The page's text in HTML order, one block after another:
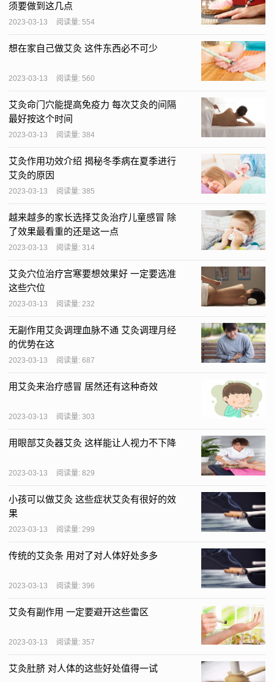
须要做到这几点
2023-03-13 阅读量: 554
想在家自己做艾灸 这件东西必不可少
2023-03-13 阅读量: 560
艾灸命门穴能提高免疫力 每次艾灸的间隔
最好按这个时间
2023-03-13 阅读量: 384
艾灸作用功效介绍 揭秘冬季病在夏季进行
艾灸的原因
2023-03-13 阅读量: 385
越来越多的家长选择艾灸治疗儿童感冒 除
了效果最看重的还是这一点
2023-03-13 阅读量: 314
艾灸穴位治疗宫寒要想效果好 一定要选准
这些穴位
2023-03-13 阅读量: 232
无副作用艾灸调理血脉不通 艾灸调理月经
的优势在这
2023-03-13 阅读量: 687
用艾灸来治疗感冒 居然还有这种奇效
2023-03-13 阅读量: 303
用眼部艾灸器艾灸 这样能让人视力不下降
2023-03-13 阅读量: 829
小孩可以做艾灸 这些症状艾灸有很好的效
果
2023-03-13 阅读量: 299
传统的艾灸条 用对了对人体好处多多
2023-03-13 阅读量: 396
艾灸有副作用 一定要避开这些雷区
2023-03-13 阅读量: 357
艾灸肚脐 对人体的这些好处值得一试